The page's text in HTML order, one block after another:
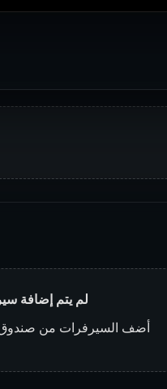
لم يتم إضافة
أضف السيرفرات من صندوق